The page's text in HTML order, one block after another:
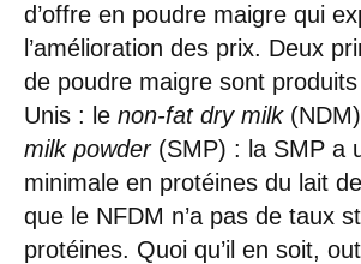
d’offre en poudre maigre qui
l’amélioration des prix. Deux
de poudre maigre sont
Unis : le non-fat dry milk
milk powder(SMP) : la SMP a
minimale en protéines du lait
que le NFDM n’a pas de taux
protéines. Quoi qu’il en soit,